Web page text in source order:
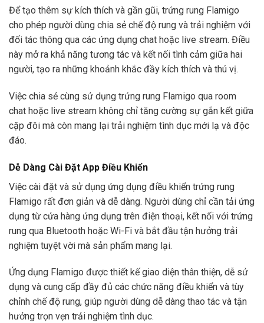
Để tạo thêm sự kích thích và gần gũi, trứng rung Flamigo
cho phép người dùng chia sẻ chế độ rung và trải nghiệm với
đối tác thông qua các ứng dụng chat hoặc live stream. Điều
này mở ra khả năng tương tác và kết nối tình cảm giữa hai
người, tạo ra những khoảnh khắc đầy kích thích và thú vị.
Việc chia sẻ cùng sử dụng trứng rung Flamigo qua room
chat hoặc live stream không chỉ tăng cường sự gắn kết giữa
cặp đôi mà còn mang lại trải nghiệm tình dục mới lạ và độc
đáo.
Dễ Dàng Cài Đặt App Điều Khiển
Việc cài đặt và sử dụng ứng dụng điều khiển trứng rung
Flamigo rất đơn giản và dễ dàng. Người dùng chỉ cần tải ứng
dụng từ cửa hàng ứng dụng trên điện thoại, kết nối với trứng
rung qua Bluetooth hoặc Wi-Fi và bắt đầu tận hưởng trải
nghiệm tuyệt vời mà sản phẩm mang lại.
Ứng dụng Flamigo được thiết kế giao diện thân thiện, dễ sử
dụng và cung cấp đầy đủ các chức năng điều khiển và tùy
chỉnh chế độ rung, giúp người dùng dễ dàng thao tác và tận
hưởng trọn vẹn trải nghiệm tình dục.